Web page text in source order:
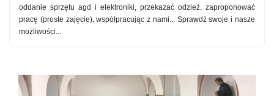
oddanie sprzętu agd i elektroniki, przekazać odzież, zaproponować
pracę (proste zajęcie), współpracując z nami... Sprawdź swoje i nasze
możliwości...